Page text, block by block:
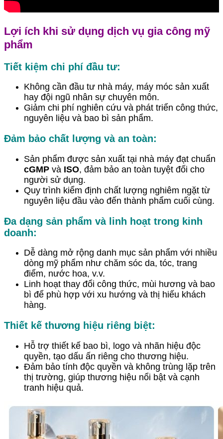
Lợi ích khi sử dụng dịch vụ gia công mỹ
phẩm
Tiết kiệm chi phí đầu tư:
Không cần đầu tư nhà máy, máy móc sản xuất
hay đội ngũ nhân sự chuyên môn.
Giảm chi phí nghiên cứu và phát triển công thức,
nguyên liệu và bao bì sản phẩm.
Đảm bảo chất lượng và an toàn:
Sản phẩm được sản xuất tại nhà máy đạt chuẩn
cGMP và ISO, đảm bảo an toàn tuyệt đối cho
người sử dụng.
Quy trình kiểm định chất lượng nghiêm ngặt từ
nguyên liệu đầu vào đến thành phẩm cuối cùng.
Đa dạng sản phẩm và linh hoạt trong kinh
doanh:
Dễ dàng mở rộng danh mục sản phẩm với nhiều
dòng mỹ phẩm như chăm sóc da, tóc, trang
điểm, nước hoa, v.v.
Linh hoạt thay đổi công thức, mùi hương và bao
bì để phù hợp với xu hướng và thị hiếu khách
hàng.
Thiết kế thương hiệu riêng biệt:
Hỗ trợ thiết kế bao bì, logo và nhãn hiệu độc
quyền, tạo dấu ấn riêng cho thương hiệu.
Đảm bảo tính độc quyền và không trùng lặp trên
thị trường, giúp thương hiệu nổi bật và cạnh
tranh hiệu quả.